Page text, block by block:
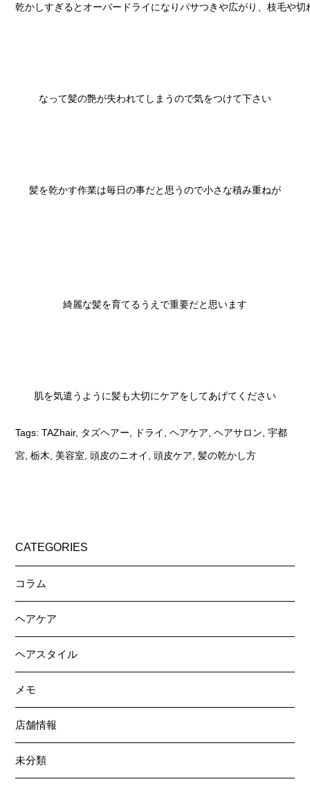
乾かしすぎるとオーバードライになりパサつきや広がり、枝毛や切
なって髪の艶が失われてしまうので気をつけて下さい
髪を乾かす作業は毎日の事だと思うので小さな積み重ねが
綺麗な髪を育てるうえで重要だと思います
肌を気遣うように髪も大切にケアをしてあげてください
Tags:TAZhair, タズヘアー ドライ ,ヘアケア ,ヘアサロン ,宇都
宮 ,栃木 美容室 ,頭皮のニオイ ,頭皮ケア ,髪の乾かし方
CATEGORIES
コラム
ヘアケア
ヘアスタイル
メモ
店舗情報
未分類